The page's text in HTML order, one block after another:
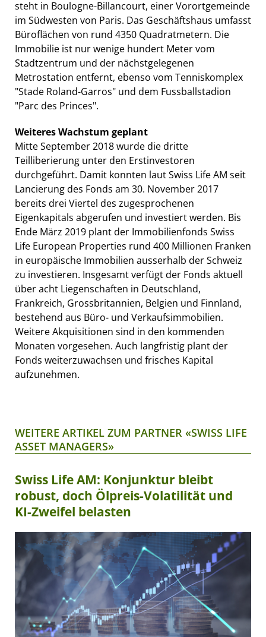
steht in Boulogne-Billancourt, einer Vorortgemeinde
im Südwesten von Paris. Das Geschäftshaus umfasst
Büroflächen von rund 4350 Quadratmetern. Die
Immobilie ist nur wenige hundert Meter vom
Stadtzentrum und der nächstgelegenen
Metrostation entfernt, ebenso vom Tenniskomplex
"Stade Roland-Garros" und dem Fussballstadion
"Parc des Princes".
Weiteres Wachstum geplant
Mitte September 2018 wurde die dritte
Teilliberierung unter den Erstinvestoren
durchgeführt. Damit konnten laut Swiss Life AM seit
Lancierung des Fonds am 30. November 2017
bereits drei Viertel des zugesprochenen
Eigenkapitals abgerufen und investiert werden. Bis
Ende März 2019 plant der Immobilienfonds Swiss
Life European Properties rund 400 Millionen Franken
in europäische Immobilien ausserhalb der Schweiz
zu investieren. Insgesamt verfügt der Fonds aktuell
über acht Liegenschaften in Deutschland,
Frankreich, Grossbritannien, Belgien und Finnland,
bestehend aus Büro- und Verkaufsimmobilien.
Weitere Akquisitionen sind in den kommenden
Monaten vorgesehen. Auch langfristig plant der
Fonds weiterzuwachsen und frisches Kapital
aufzunehmen.
WEITERE ARTIKEL ZUM PARTNER «SWISS LIFE
ASSET MANAGERS»
Swiss Life AM: Konjunktur bleibt
robust, doch Ölpreis-Volatilität und
KI-Zweifel belasten